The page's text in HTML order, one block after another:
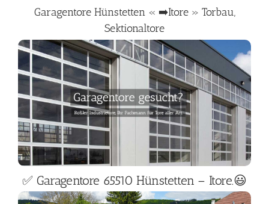
Garagentore Hünstetten « ➡️Itore » Torbau,
Sektionaltore
✅ Garagentore 65510 Hünstetten – Itore.😃